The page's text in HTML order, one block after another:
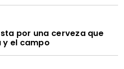
por una cerveza que
y el campo